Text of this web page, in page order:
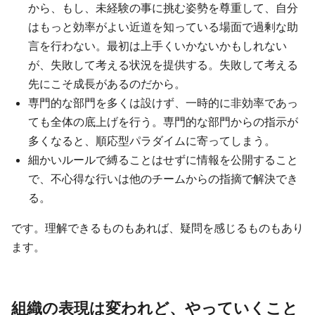
から、もし、未経験の事に挑む姿勢を尊重して、自分
はもっと効率がよい近道を知っている場面で過剰な助
言を行わない。最初は上手くいかないかもしれない
が、失敗して考える状況を提供する。失敗して考える
先にこそ成長があるのだから。
専門的な部門を多くは設けず、一時的に非効率であっ
ても全体の底上げを行う。専門的な部門からの指示が
多くなると、順応型パラダイムに寄ってしまう。
細かいルールで縛ることはせずに情報を公開すること
で、不心得な行いは他のチームからの指摘で解決でき
る。
です。理解できるものもあれば、疑問を感じるものもあり
ます。
組織の表現は変われど、やっていくこと